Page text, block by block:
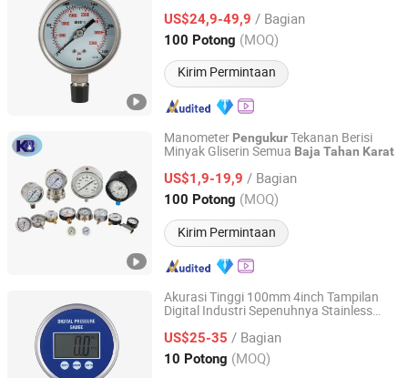
US$24,9-49,9 / Bagian
100 Potong (MOQ)
Kirim Permintaan
Jiangsu, China Harga mulai 2016
Manometer PengukurTekanan Berisi
Minyak Gliserin Semua Baja Tahan Karat
US$1,9-19,9 / Bagian
100 Potong (MOQ)
Kirim Permintaan
Changzhou KB Instruments & Meter Co., Ltd.
Jiangsu, China Harga mulai 2016
Akurasi Tinggi 100mm 4inch Tampilan
Digital Industri Sepenuhnya Stainless
Bertenaga BateraiPengukur
US$25-35 / Bagian
10 Potong (MOQ)
Yuyao Gongchuang Instrument Co., Ltd.
Zhejiang, China Harga mulai 2018